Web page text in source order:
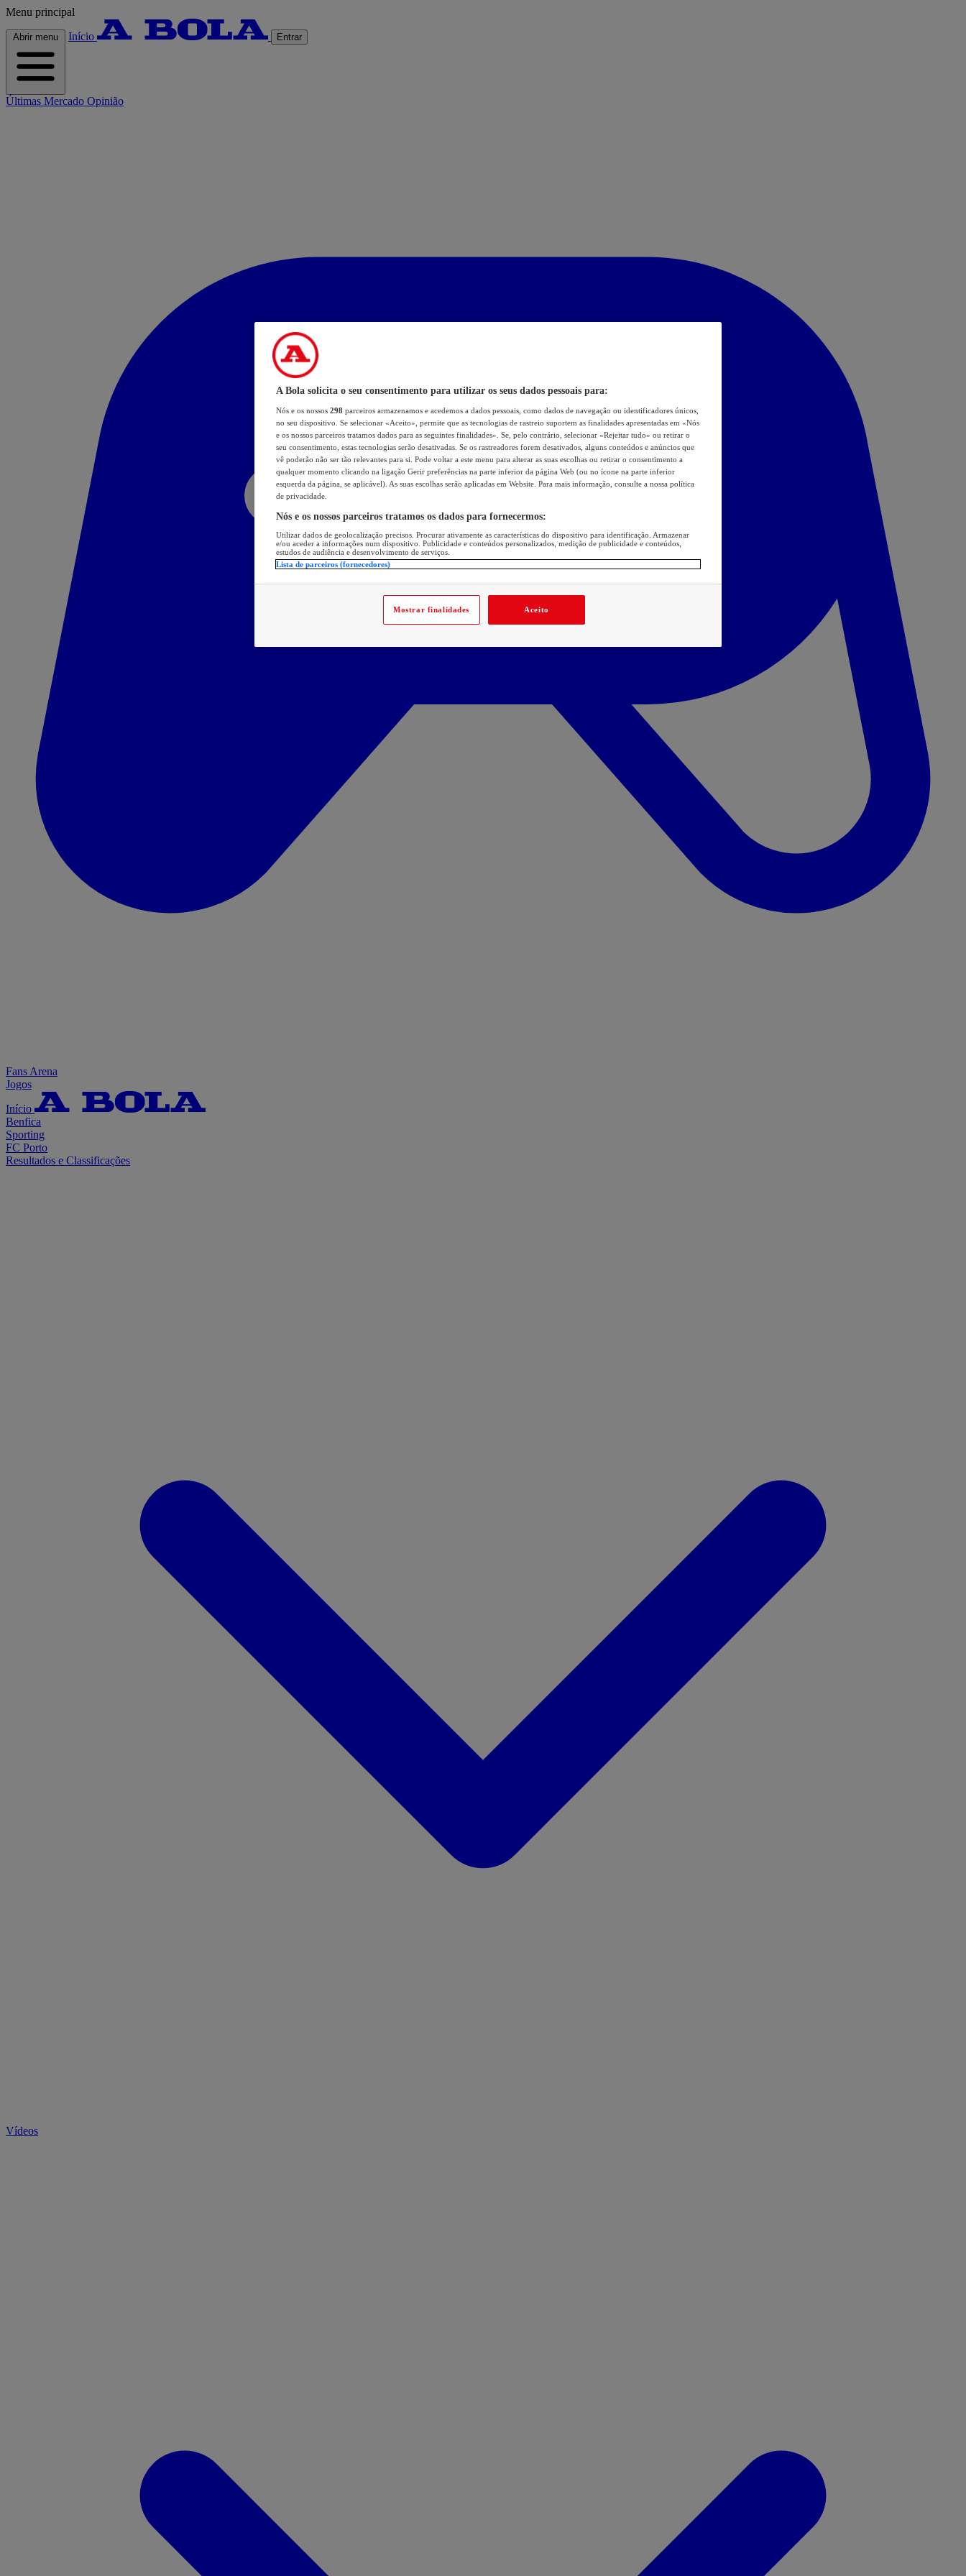
Menu principal
Abrir menu Início Entrar
Últimas Mercado Opinião
Fans Arena
Jogos
Início
Benfica
Sporting
FC Porto
Resultados e Classificações
Vídeos
A Bola solicita o seu consentimento para utilizar os seus dados pessoais para:
Nós e os nossos 298 parceiros armazenamos e acedemos a dados pessoais, como dados de navegação ou identificadores únicos,
no seu dispositivo. Se selecionar «Aceito», permite que as tecnologias de rastreio suportem as finalidades apresentadas em «Nós
e os nossos parceiros tratamos dados para as seguintes finalidades». Se, pelo contrário, selecionar «Rejeitar tudo» ou retirar o
seu consentimento, estas tecnologias serão desativadas. Se os rastreadores forem desativados, alguns conteúdos e anúncios que
vê poderão não ser tão relevantes para si. Pode voltar a este menu para alterar as suas escolhas ou retirar o consentimento a
qualquer momento clicando na ligação Gerir preferências na parte inferior da página Web (ou no ícone na parte inferior
esquerda da página, se aplicável). As suas escolhas serão aplicadas em Website. Para mais informação, consulte a nossa política
de privacidade.
Nós e os nossos parceiros tratamos os dados para fornecermos:
Utilizar dados de geolocalização precisos. Procurar ativamente as características do dispositivo para identificação. Armazenar
e/ou aceder a informações num dispositivo. Publicidade e conteúdos personalizados, medição de publicidade e conteúdos,
estudos de audiência e desenvolvimento de serviços.
Lista de parceiros (fornecedores)
Mostrar finalidades Aceito